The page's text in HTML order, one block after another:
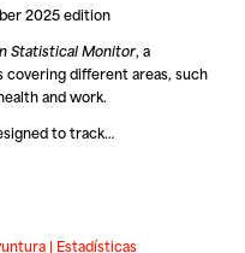
2025 edition
Statistical Monitor, a
different areas, such
and work.
to track…
| Estadísticas